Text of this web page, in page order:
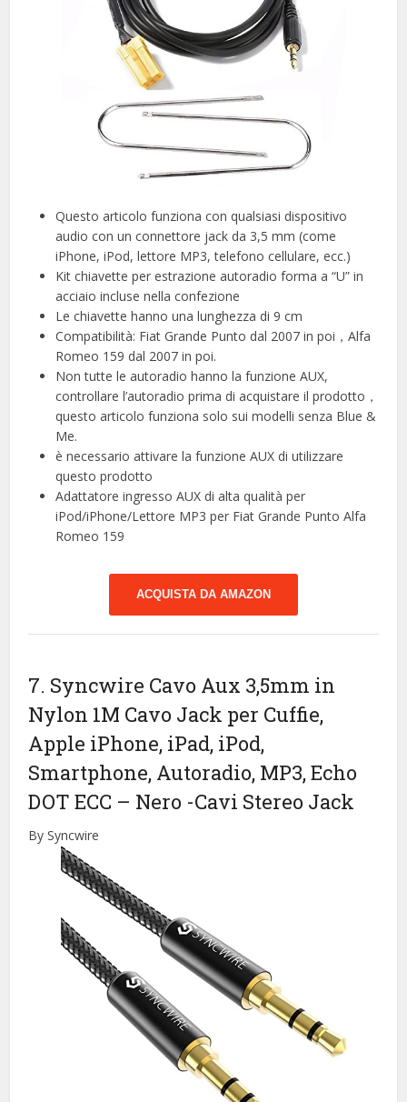
Questo articolo funziona con qualsiasi dispositivo
audio con un connettore jack da 3,5 mm (come
iPhone, iPod, lettore MP3, telefono cellulare, ecc.)
Kit chiavette per estrazione autoradio forma a “U” in
acciaio incluse nella confezione
Le chiavette hanno una lunghezza di 9 cm
Compatibilità: Fiat Grande Punto dal 2007 in poi，Alfa
Romeo 159 dal 2007 in poi.
Non tutte le autoradio hanno la funzione AUX,
controllare l’autoradio prima di acquistare il prodotto，
questo articolo funziona solo sui modelli senza Blue &
Me.
è necessario attivare la funzione AUX di utilizzare
questo prodotto
Adattatore ingresso AUX di alta qualità per
iPod/iPhone/Lettore MP3 per Fiat Grande Punto Alfa
Romeo 159
ACQUISTA DA AMAZON
7. Syncwire Cavo Aux 3,5mm in
Nylon 1M Cavo Jack per Cuffie,
Apple iPhone, iPad, iPod,
Smartphone, Autoradio, MP3, Echo
DOT ECC – Nero -Cavi Stereo Jack
By Syncwire